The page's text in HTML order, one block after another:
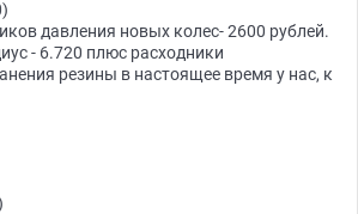
давления новых колес- 2600 рублей.
- 6.720 плюс расходники
резины в настоящее время у нас, к